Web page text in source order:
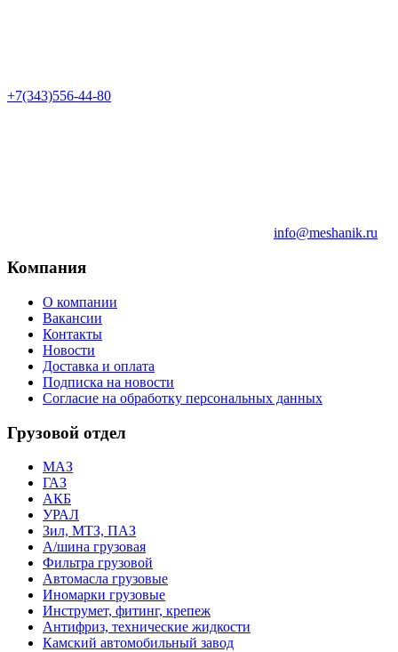
+7(343)556-44-80
info@meshanik.ru
Компания
О компании
Вакансии
Контакты
Новости
Доставка и оплата
Подписка на новости
Согласие на обработку персональных данных
Грузовой отдел
МАЗ
ГАЗ
АКБ
УРАЛ
Зил, МТЗ, ПАЗ
А/шина грузовая
Фильтра грузовой
Автомасла грузовые
Иномарки грузовые
Инструмет, фитинг, крепеж
Антифриз, технические жидкости
Камский автомобильный завод